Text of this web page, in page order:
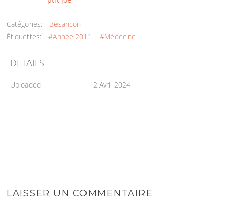
Catégories:
Besancon
Étiquettes:
#Année 2011 #Médecine
DETAILS
Uploaded 2 Avril 2024
LAISSER UN COMMENTAIRE